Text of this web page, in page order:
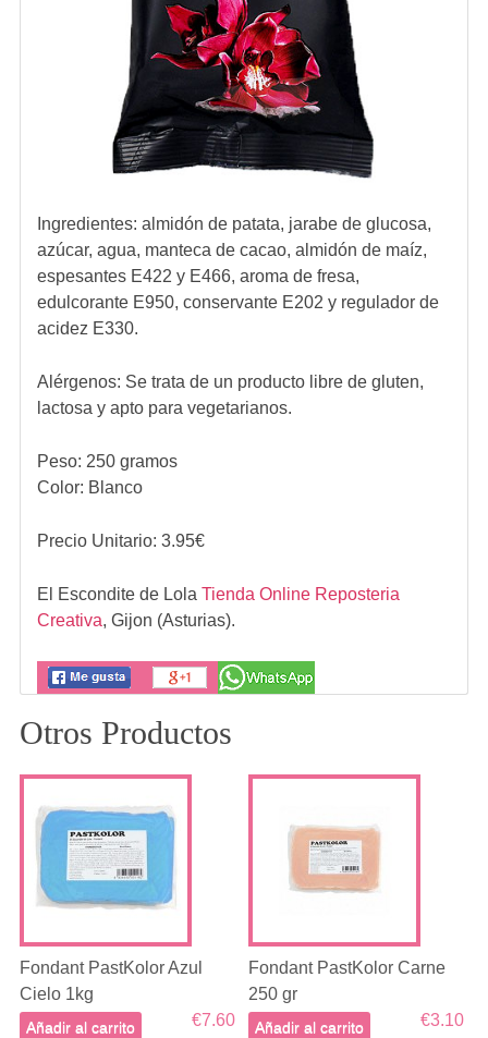
Ingredientes: almidón de patata, jarabe de glucosa,
azúcar, agua, manteca de cacao, almidón de maíz,
espesantes E422 y E466, aroma de fresa,
edulcorante E950, conservante E202 y regulador de
acidez E330.
Alérgenos: Se trata de un producto libre de gluten,
lactosa y apto para vegetarianos.
Peso: 250 gramos
Color: Blanco
Precio Unitario: 3.95€
El Escondite de Lola Tienda Online Reposteria
Creativa, Gijon (Asturias).
Otros Productos
Fondant PastKolor Azul
Cielo 1kg
€7.60
Añadir al carrito
Fondant PastKolor Carne
250 gr
€3.10
Añadir al carrito